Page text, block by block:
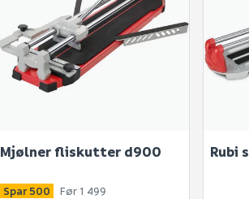
Mjølner fliskutter d900
Spar 500 Før 1 499
Rubi